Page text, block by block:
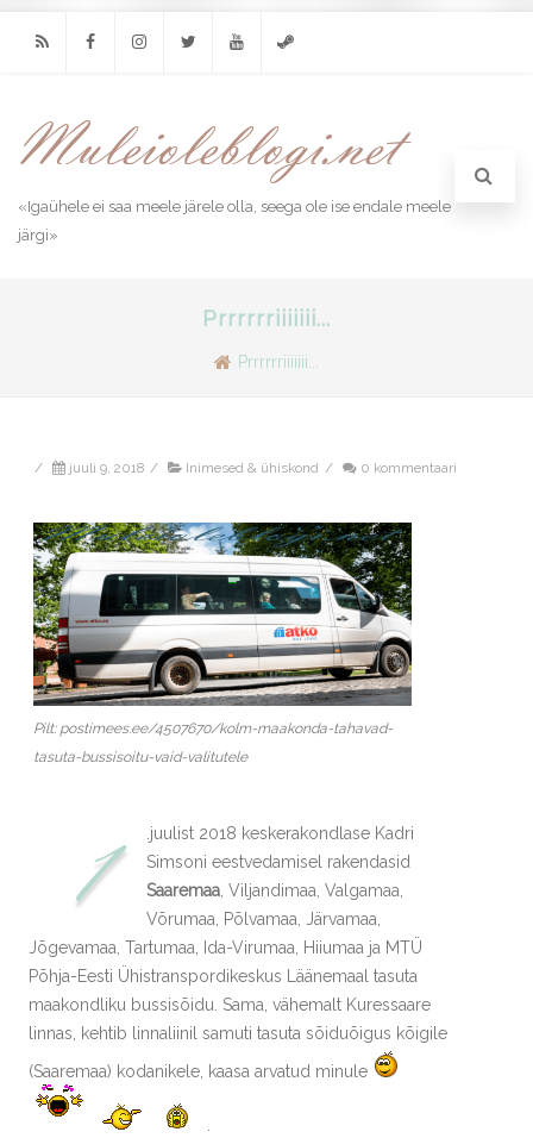
«Igaühele ei saa meele järele olla, seega ole ise endale meele
järgi»
Prrrrrriiiiiii...
Prrrrrriiiiiii...
/ juuli 9, 2018 / Inimesed & ühiskond / 0 kommentaari
Pilt: postimees.ee/4507670/kolm-maakonda-tahavad-
tasuta-bussisoitu-vaid-valitutele
1
.juulist 2018 keskerakondlase Kadri
Simsoni eestvedamisel rakendasid
Saaremaa , Viljandimaa, Valgamaa,
Võrumaa, Põlvamaa, Järvamaa,
Jõgevamaa, Tartumaa, Ida-Virumaa, Hiiumaa ja MTÜ
Põhja-Eesti Ühistranspordikeskus Läänemaal tasuta
maakondliku bussisõidu. Sama, vähemalt Kuressaare
linnas, kehtib linnaliinil samuti tasuta sõiduõigus kõigile
(Saaremaa) kodanikele, kaasa arvatud minule